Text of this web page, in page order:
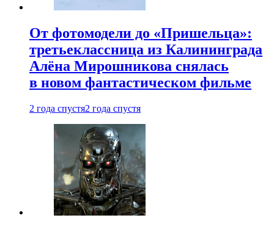
От фотомодели до «Пришельца»:
третьеклассница из Калининграда
Алёна Мирошникова снялась
в новом фантастическом фильме
2 года спустя2 года спустя